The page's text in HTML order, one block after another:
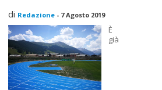
di Redazione - 7 Agosto 2019
È
già